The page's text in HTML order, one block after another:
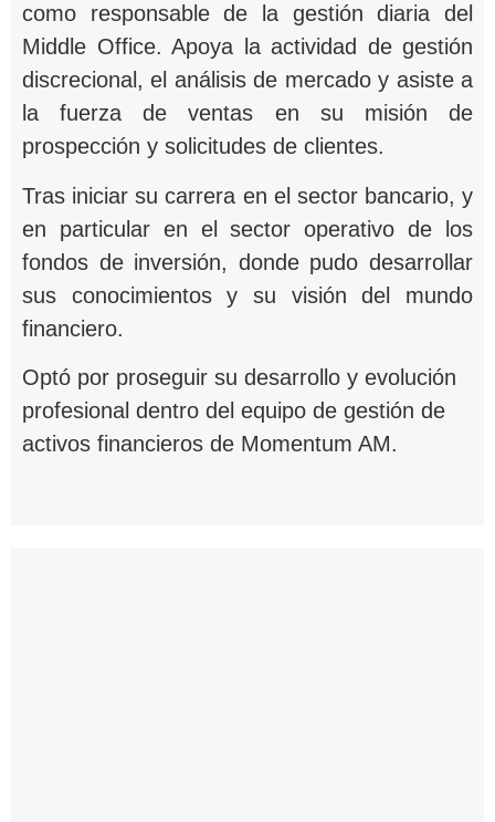
como responsable de la gestión diaria del
Middle Office. Apoya la actividad de gestión
discrecional, el análisis de mercado y asiste a
la fuerza de ventas en su misión de
prospección y solicitudes de clientes.
Tras iniciar su carrera en el sector bancario, y
en particular en el sector operativo de los
fondos de inversión, donde pudo desarrollar
sus conocimientos y su visión del mundo
financiero.
Optó por proseguir su desarrollo y evolución
profesional dentro del equipo de gestión de
activos financieros de Momentum AM.